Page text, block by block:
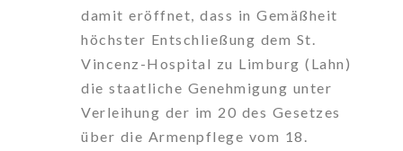
damit eröffnet, dass in Gemäßheit
höchster Entschließung dem St.
Vincenz-Hospital zu Limburg (Lahn)
die staatliche Genehmigung unter
Verleihung der im 20 des Gesetzes
über die Armenpflege vom 18.